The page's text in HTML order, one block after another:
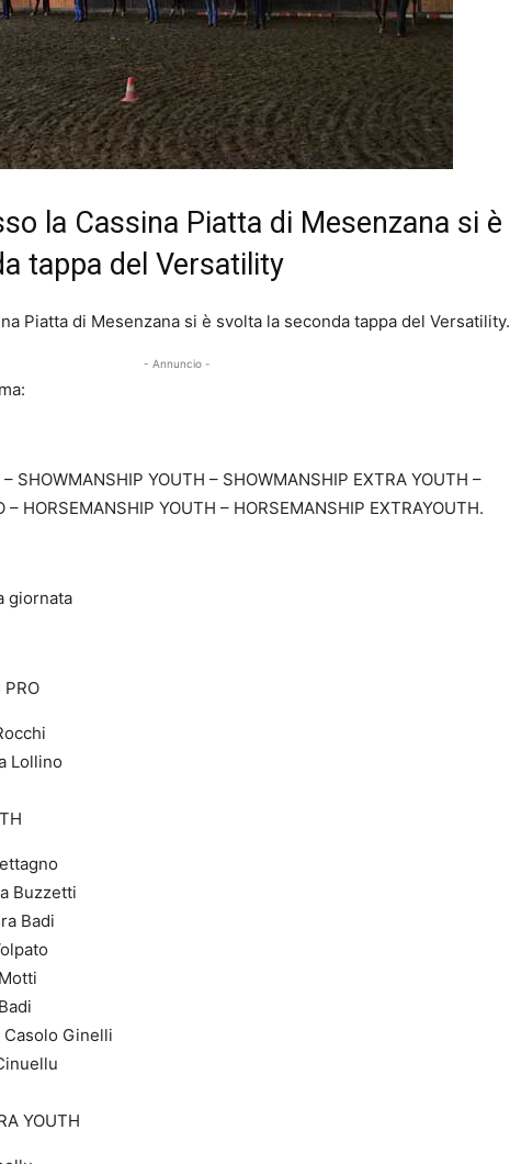
la Cassina Piatta di Mesenzana si è
tappa del Versatility
Piatta di Mesenzana si è svolta la seconda tappa del Versatility.
- Annuncio -
SHOWMANSHIP YOUTH – SHOWMANSHIP EXTRA YOUTH –
– HORSEMANSHIP YOUTH – HORSEMANSHIP EXTRAYOUTH.
giornata
Lollino
Buzzetti
Badi
Ginelli
YOUTH